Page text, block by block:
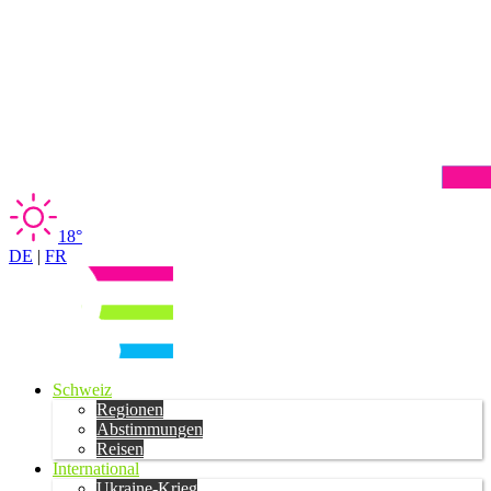
18°
DE | FR
Schweiz
Regionen
Abstimmungen
Reisen
International